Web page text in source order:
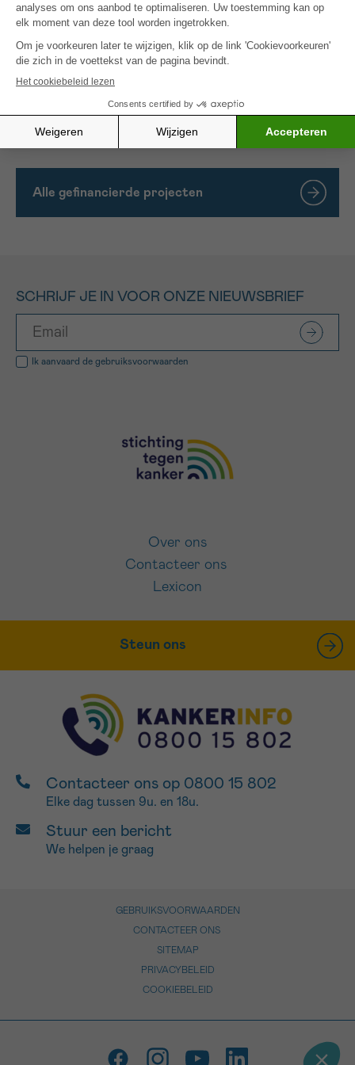
eiwitanalyse) en single-cell CRISPR-technieken
een specifiek punt in het genoom van een doelcel
doorknipt) zullen toepassen. Deze dataset zal met
behulp van geavanceerde algoritmen door de
computer worden geanalyseerd om de
belangrijkste mechanismen te identificeren.
Alle gefinancierde projecten
SCHRIJF JE IN VOOR ONZE NIEUWSBRIEF
Ik aanvaard de gebruiksvoorwaarden
Over ons
Contacteer ons
Lexicon
Steun ons
Contacteer ons op 0800 15 802
Elke dag tussen 9u. en 18u.
Stuur een bericht
We helpen je graag
GEBRUIKSVOORWAARDEN
CONTACTEER ONS
SITEMAP
PRIVACYBELEID
COOKIEBELEID